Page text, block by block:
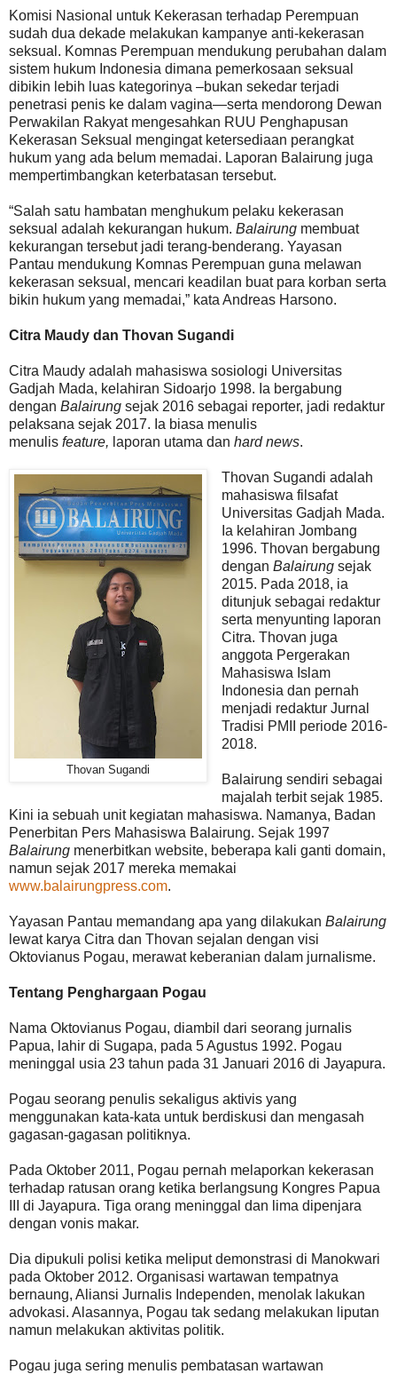
Komisi Nasional untuk Kekerasan terhadap Perempuan
sudah dua dekade melakukan kampanye anti-kekerasan
seksual. Komnas Perempuan mendukung perubahan dalam
sistem hukum Indonesia dimana pemerkosaan seksual
dibikin lebih luas kategorinya –bukan sekedar terjadi
penetrasi penis ke dalam vagina—serta mendorong Dewan
Perwakilan Rakyat mengesahkan RUU Penghapusan
Kekerasan Seksual mengingat ketersediaan perangkat
hukum yang ada belum memadai. Laporan Balairung juga
mempertimbangkan keterbatasan tersebut.
“Salah satu hambatan menghukum pelaku kekerasan
seksual adalah kekurangan hukum. Balairung membuat
kekurangan tersebut jadi terang-benderang. Yayasan
Pantau mendukung Komnas Perempuan guna melawan
kekerasan seksual, mencari keadilan buat para korban serta
bikin hukum yang memadai,” kata Andreas Harsono.
Citra Maudy dan Thovan Sugandi
Citra Maudy adalah mahasiswa sosiologi Universitas
Gadjah Mada, kelahiran Sidoarjo 1998. Ia bergabung
dengan Balairung sejak 2016 sebagai reporter, jadi redaktur
pelaksana sejak 2017. Ia biasa menulis
menulis feature, laporan utama dan hard news.
Thovan Sugandi
Thovan Sugandi adalah
mahasiswa filsafat
Universitas Gadjah Mada.
Ia kelahiran Jombang
1996. Thovan bergabung
dengan Balairungsejak
2015. Pada 2018, ia
ditunjuk sebagai redaktur
serta menyunting laporan
Citra. Thovan juga
anggota Pergerakan
Mahasiswa Islam
Indonesia dan pernah
menjadi redaktur Jurnal
Tradisi PMII periode 2016-
2018.
Balairung sendiri sebagai
majalah terbit sejak 1985.
Kini ia sebuah unit kegiatan mahasiswa. Namanya, Badan
Penerbitan Pers Mahasiswa Balairung. Sejak 1997
Balairung menerbitkan website, beberapa kali ganti domain,
namun sejak 2017 mereka memakai
www.balairungpress.com.
Yayasan Pantau memandang apa yang dilakukan Balairung
lewat karya Citra dan Thovan sejalan dengan visi
Oktovianus Pogau, merawat keberanian dalam jurnalisme.
Tentang Penghargaan Pogau
Nama Oktovianus Pogau, diambil dari seorang jurnalis
Papua, lahir di Sugapa, pada 5 Agustus 1992. Pogau
meninggal usia 23 tahun pada 31 Januari 2016 di Jayapura.
Pogau seorang penulis sekaligus aktivis yang
menggunakan kata-kata untuk berdiskusi dan mengasah
gagasan-gagasan politiknya.
Pada Oktober 2011, Pogau pernah melaporkan kekerasan
terhadap ratusan orang ketika berlangsung Kongres Papua
III di Jayapura. Tiga orang meninggal dan lima dipenjara
dengan vonis makar.
Dia dipukuli polisi ketika meliput demonstrasi di Manokwari
pada Oktober 2012. Organisasi wartawan tempatnya
bernaung, Aliansi Jurnalis Independen, menolak lakukan
advokasi. Alasannya, Pogau tak sedang melakukan liputan
namun melakukan aktivitas politik.
Pogau juga sering menulis pembatasan wartawan